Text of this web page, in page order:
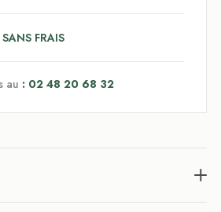
SANS FRAIS
au : 02 48 20 68 32